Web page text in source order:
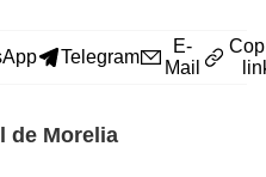
Telegram
E-
Mail
de Morelia